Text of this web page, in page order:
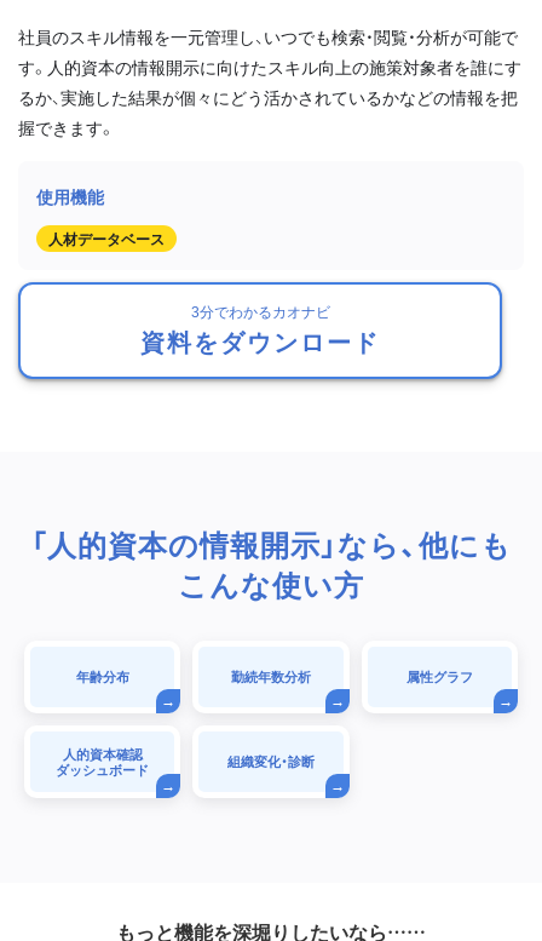
社員のスキル情報を一元管理し、いつでも検索・閲覧・分析が可能で
す。人的資本の情報開示に向けたスキル向上の施策対象者を誰にす
るか、実施した結果が個々にどう活かされているかなどの情報を把
握できます。
人材データベース
3分でわかるカオナビ
資料をダウンロード
「人的資本の情報開示」なら、他にも
こんな使い方
年齢分布 勤続年数分析 属性グラフ
人的資本確認
ダッシュボード 組織変化・診断
もっと機能を深堀りしたいなら……